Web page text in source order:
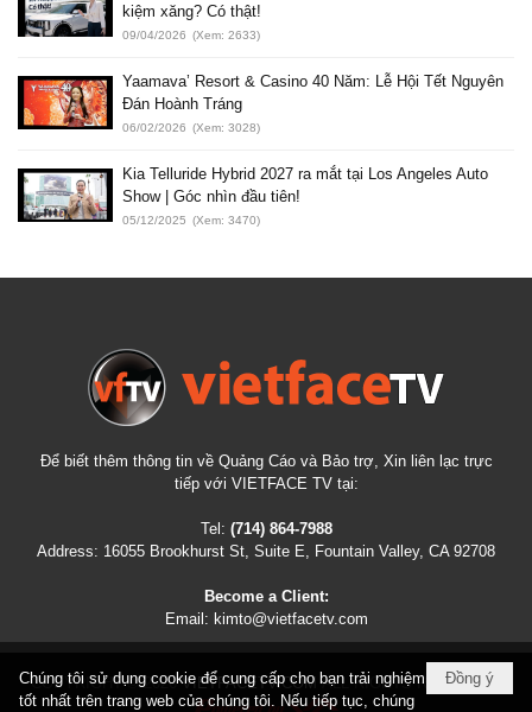
kiệm xăng? Có thật!
09/04/2026 (Xem: 2633)
Yaamava’ Resort & Casino 40 Năm: Lễ Hội Tết Nguyên
Đán Hoành Tráng
06/02/2026 (Xem: 3028)
Kia Telluride Hybrid 2027 ra mắt tại Los Angeles Auto
Show | Góc nhìn đầu tiên!
05/12/2025 (Xem: 3470)
Để biết thêm thông tin về Quảng Cáo và Bảo trợ, Xin liên lạc trực
tiếp với VIETFACE TV tại:
Tel: (714) 864-7988
Address: 16055 Brookhurst St, Suite E, Fountain Valley, CA 92708
Become a Client:
Email: kimto@vietfacetv.com
COPYRIGHT © 2026VIETFACETV.COM ALL RIGHTS RESERVED
Đồng ý
Chúng tôi sử dụng cookie để cung cấp cho bạn trải nghiệm
tốt nhất trên trang web của chúng tôi. Nếu tiếp tục, chúng